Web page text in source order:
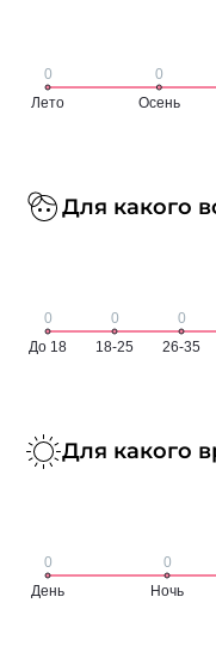
Для какого
Для какого